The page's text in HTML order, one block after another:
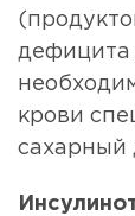
дефицита
крови
сахарный